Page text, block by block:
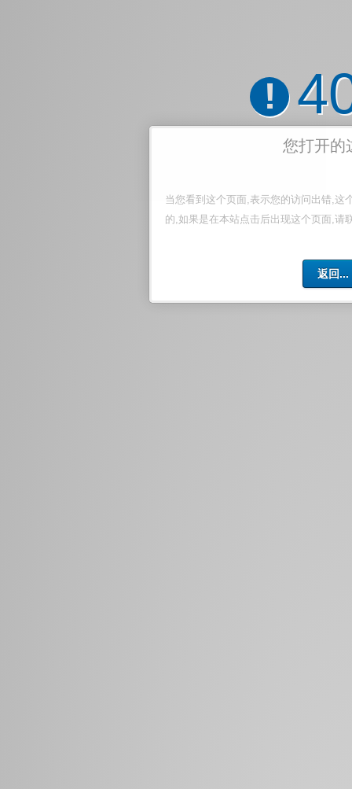
!
您打开的
当您看到这个页面,表示您的访问出错,这
的,如果是在本站点击后出现这个页面,请
返回...